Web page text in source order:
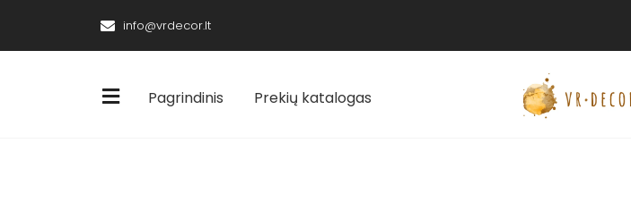
info@vrdecor.lt
Pagrindinis Prekių katalogas